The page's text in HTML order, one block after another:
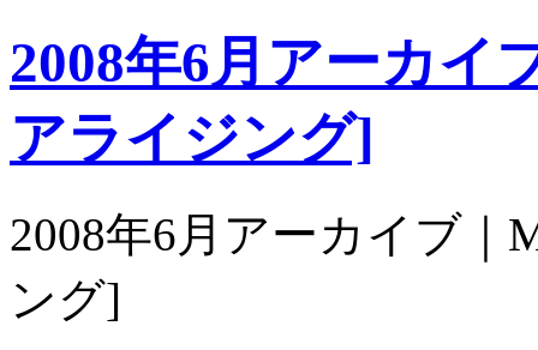
2008年6月アーカイ
アライジング]
2008年6月アーカイブ｜
ング]